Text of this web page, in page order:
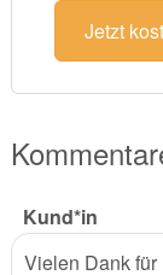
Jetzt
Kund*in
Vielen Dank für